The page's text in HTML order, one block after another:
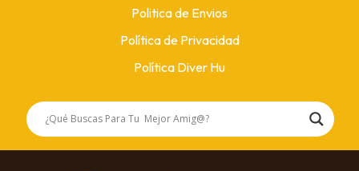
Politica de Envios
Política de Privacidad
Política Diver Hu